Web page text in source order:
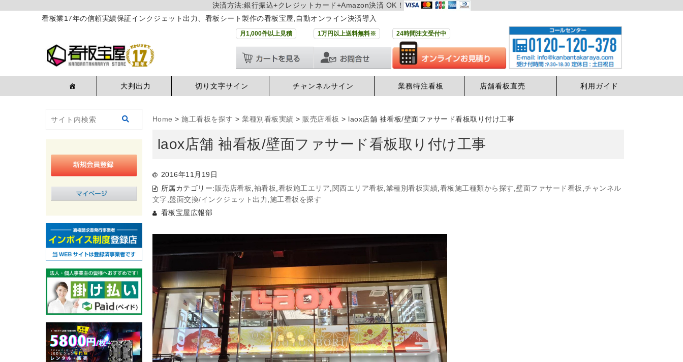
決済方法:銀行振込+クレジットカード+Amazon決済 OK！
看板業17年の信頼実績保証インクジェット出力、看板シート製作の看板宝屋,自動オンライン決済導入
月1,000件以上見積 1万円以上送料無料※ 24時間注文受付中
大判出力 切り文字サイン チャンネルサイン 業務特注看板 店舗看板直売 利用ガイド
Home > 施工看板を探す > 業種別看板実績 > 販売店看板 > laox店舗 袖看板/壁面ファサード看板取り付け工事
laox店舗 袖看板/壁面ファサード看板取り付け工事
2016年11月19日
所属カテゴリー:販売店看板 袖看板 看板施工エリア 関西エリア看板 業種別看板実績 看板施工種類から探す ,壁面ファサード看板 チャンネル
文字 盤面交換/インクジェット出力 施工看板を探す
看板宝屋広報部